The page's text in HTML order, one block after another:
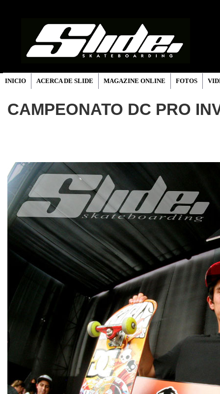
INICIO ACERCA DE SLIDE MAGAZINE ONLINE FOTOS
CAMPEONATO DC PRO